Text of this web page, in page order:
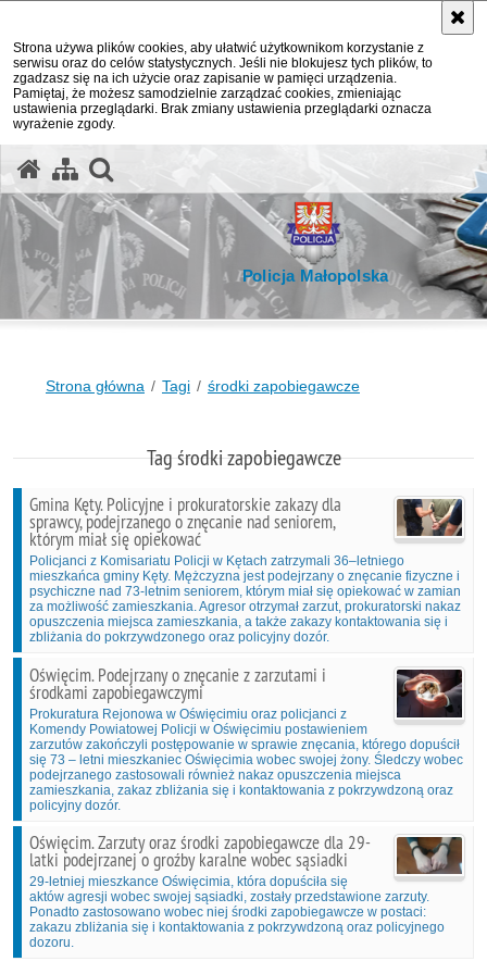
Strona używa plików cookies, aby ułatwić użytkownikom korzystanie z
serwisu oraz do celów statystycznych. Jeśli nie blokujesz tych plików, to
zgadzasz się na ich użycie oraz zapisanie w pamięci urządzenia.
Pamiętaj, że możesz samodzielnie zarządzać cookies, zmieniając
ustawienia przeglądarki. Brak zmiany ustawienia przeglądarki oznacza
wyrażenie zgody.
Policja Małopolska
Strona główna Tagi środki zapobiegawcze
Tag środki zapobiegawcze
Gmina Kęty. Policyjne i prokuratorskie zakazy dla
sprawcy, podejrzanego o znęcanie nad seniorem,
którym miał się opiekować
Policjanci z Komisariatu Policji w Kętach zatrzymali 36–letniego
mieszkańca gminy Kęty. Mężczyzna jest podejrzany o znęcanie fizyczne i
psychiczne nad 73-letnim seniorem, którym miał się opiekować w zamian
za możliwość zamieszkania. Agresor otrzymał zarzut, prokuratorski nakaz
opuszczenia miejsca zamieszkania, a także zakazy kontaktowania się i
zbliżania do pokrzywdzonego oraz policyjny dozór.
Oświęcim. Podejrzany o znęcanie z zarzutami i
środkami zapobiegawczymi
Prokuratura Rejonowa w Oświęcimiu oraz policjanci z
Komendy Powiatowej Policji w Oświęcimiu postawieniem
zarzutów zakończyli postępowanie w sprawie znęcania, którego dopuścił
się 73 – letni mieszkaniec Oświęcimia wobec swojej żony. Śledczy wobec
podejrzanego zastosowali również nakaz opuszczenia miejsca
zamieszkania, zakaz zbliżania się i kontaktowania z pokrzywdzoną oraz
policyjny dozór.
Oświęcim. Zarzuty oraz środki zapobiegawcze dla 29-
latki podejrzanej o groźby karalne wobec sąsiadki
29-letniej mieszkance Oświęcimia, która dopuściła się
aktów agresji wobec swojej sąsiadki, zostały przedstawione zarzuty.
Ponadto zastosowano wobec niej środki zapobiegawcze w postaci:
zakazu zbliżania się i kontaktowania z pokrzywdzoną oraz policyjnego
dozoru.